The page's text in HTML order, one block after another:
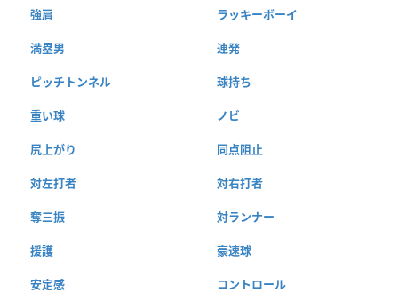
強肩 ラッキーボーイ
満塁男 連発
ピッチトンネル 球持ち
重い球 ノビ
尻上がり 同点阻止
対左打者 対右打者
奪三振 対ランナー
援護 豪速球
安定感 コントロール